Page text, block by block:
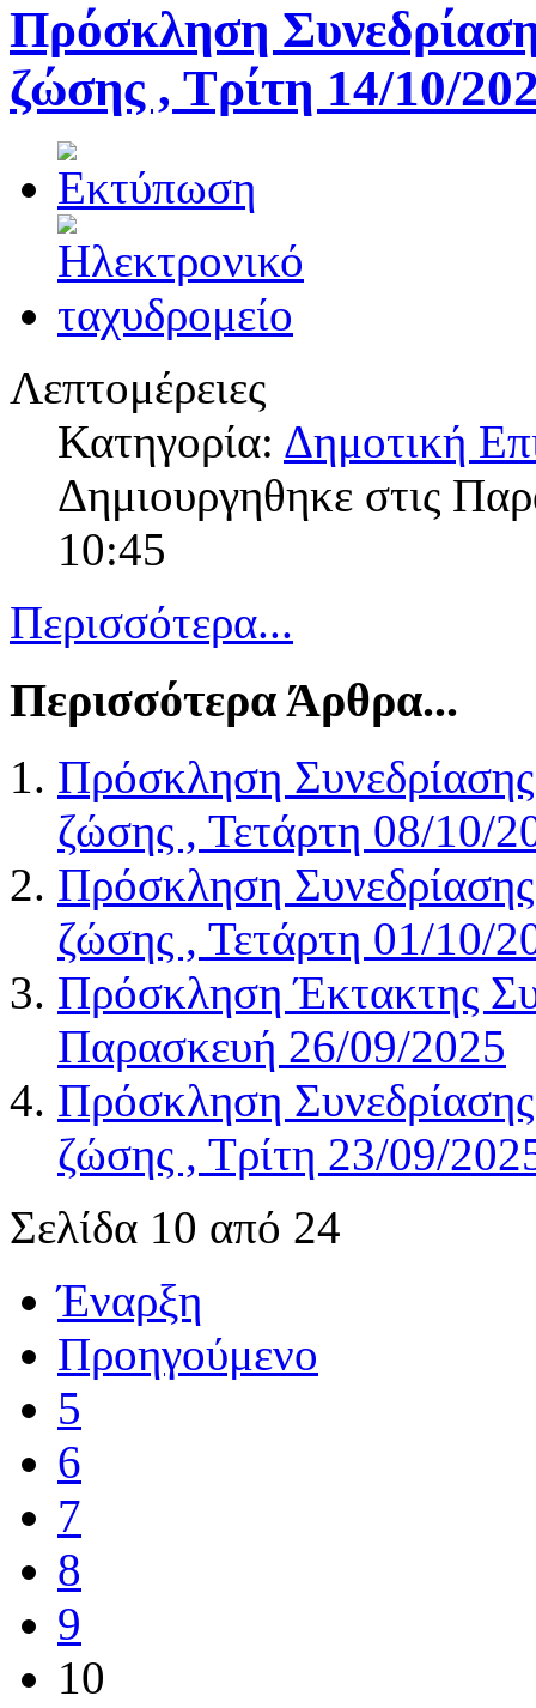
Πρόσκληση
ζώσης , Τρίτη 14/10/
Λεπτομέρειες
Κατηγορία: Δημοτική
Δημιουργηθηκε στις
10:45
Περισσότερα...
Περισσότερα Άρθρα...
Πρόσκληση
ζώσης , Τετάρτη 08/10/
Πρόσκληση
ζώσης , Τετάρτη 01/10/
Πρόσκληση Έκτακτης
Παρασκευή 26/09/2025
Πρόσκληση
ζώσης , Τρίτη 23/09/
Σελίδα 10 από 24
Έναρξη
Προηγούμενο
5
6
7
8
9
10